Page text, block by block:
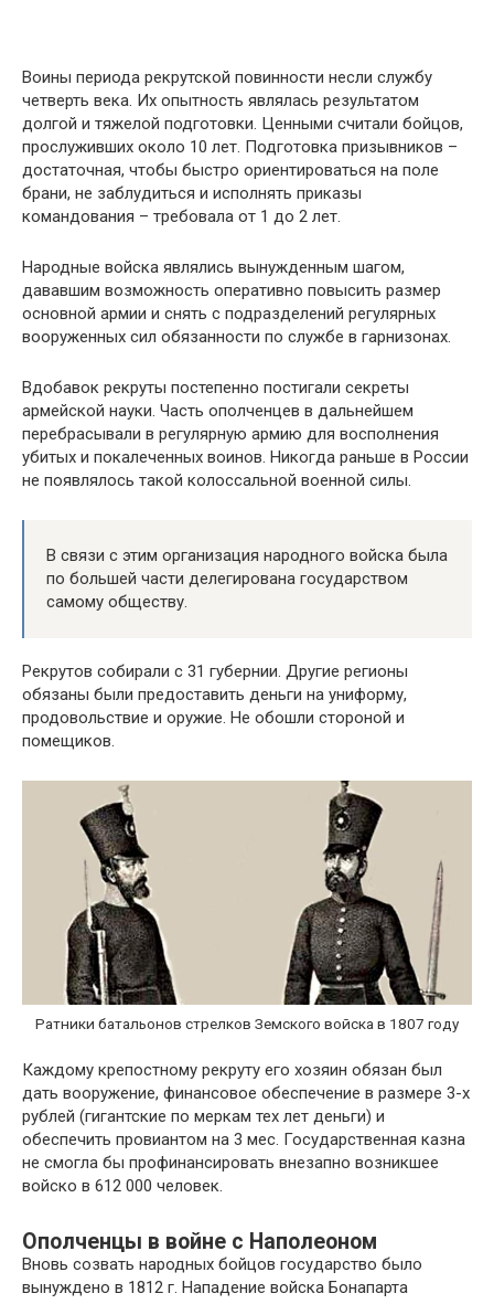
Воины периода рекрутской повинности несли службу
четверть века. Их опытность являлась результатом
долгой и тяжелой подготовки. Ценными считали бойцов,
прослуживших около 10 лет. Подготовка призывников –
достаточная, чтобы быстро ориентироваться на поле
брани, не заблудиться и исполнять приказы
командования – требовала от 1 до 2 лет.
Народные войска являлись вынужденным шагом,
дававшим возможность оперативно повысить размер
основной армии и снять с подразделений регулярных
вооруженных сил обязанности по службе в гарнизонах.
Вдобавок рекруты постепенно постигали секреты
армейской науки. Часть ополченцев в дальнейшем
перебрасывали в регулярную армию для восполнения
убитых и покалеченных воинов. Никогда раньше в России
не появлялось такой колоссальной военной силы.
В связи с этим организация народного войска была
по большей части делегирована государством
самому обществу.
Рекрутов собирали с 31 губернии. Другие регионы
обязаны были предоставить деньги на униформу,
продовольствие и оружие. Не обошли стороной и
помещиков.
Ратники батальонов стрелков Земского войска в 1807 году
Каждому крепостному рекруту его хозяин обязан был
дать вооружение, финансовое обеспечение в размере 3-х
рублей (гигантские по меркам тех лет деньги) и
обеспечить провиантом на 3 мес. Государственная казна
не смогла бы профинансировать внезапно возникшее
войско в 612 000 человек.
Ополченцы в войне с Наполеоном
Вновь созвать народных бойцов государство было
вынуждено в 1812 г. Нападение войска Бонапарта